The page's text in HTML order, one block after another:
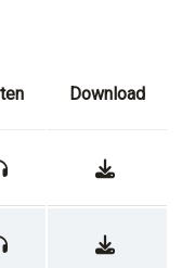
Download